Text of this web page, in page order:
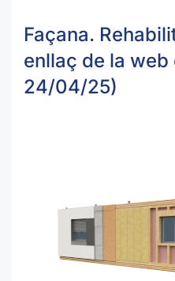
Façana.
enllaç de la
24/04/25)